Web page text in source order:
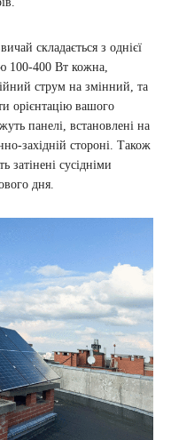
складається з однієї
100-400 Вт кожна,
струм на змінний, та
орієнтацію вашого
панелі, встановлені на
західній стороні. Також
затінені сусідніми
дня.